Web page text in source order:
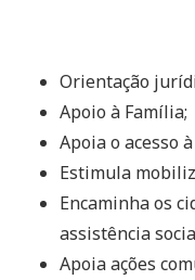
Orientação
Apoio à Família;
Apoia o acesso
Estimula
Encaminha os
assistência
Apoia ações